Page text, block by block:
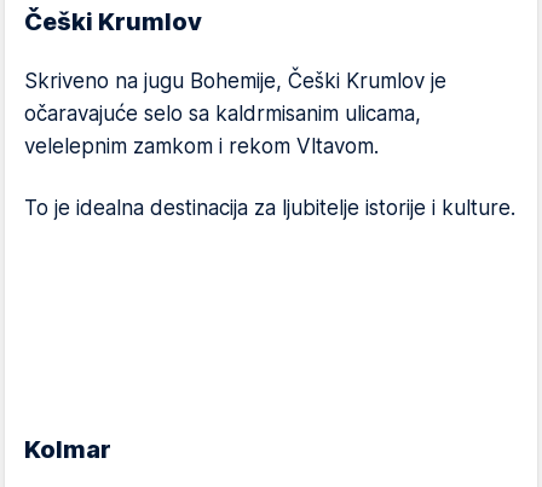
Češki Krumlov
Skriveno na jugu Bohemije, Češki Krumlov je
očaravajuće selo sa kaldrmisanim ulicama,
velelepnim zamkom i rekom Vltavom.
To je idealna destinacija za ljubitelje istorije i kulture.
Kolmar